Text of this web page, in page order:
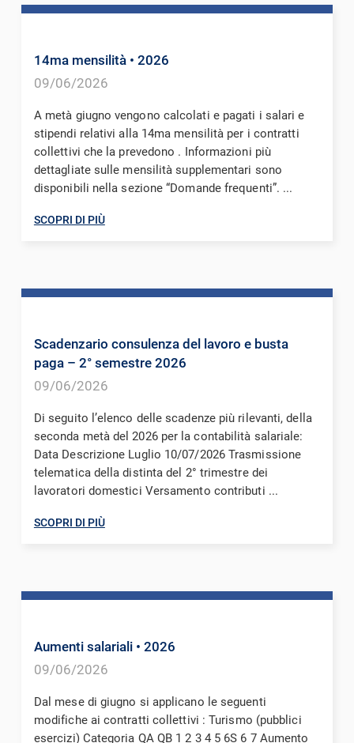
14ma mensilità • 2026
09/06/2026
A metà giugno vengono calcolati e pagati i salari e
stipendi relativi alla 14ma mensilità per i contratti
collettivi che la prevedono . Informazioni più
dettagliate sulle mensilità supplementari sono
disponibili nella sezione “Domande frequenti”. ...
SCOPRI DI PIÙ
Scadenzario consulenza del lavoro e busta
paga – 2° semestre 2026
09/06/2026
Di seguito l’elenco delle scadenze più rilevanti, della
seconda metà del 2026 per la contabilità salariale:
Data Descrizione Luglio 10/07/2026 Trasmissione
telematica della distinta del 2° trimestre dei
lavoratori domestici Versamento contributi ...
SCOPRI DI PIÙ
Aumenti salariali • 2026
09/06/2026
Dal mese di giugno si applicano le seguenti
modifiche ai contratti collettivi : Turismo (pubblici
esercizi) Categoria QA QB 1 2 3 4 5 6S 6 7 Aumento